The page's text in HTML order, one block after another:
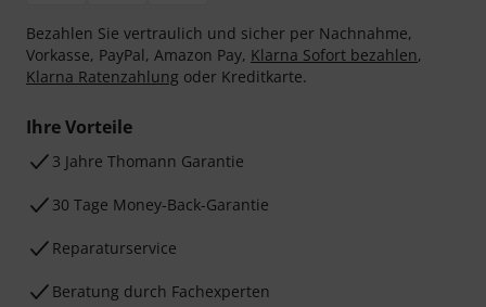
Bezahlen Sie vertraulich und sicher per Nachnahme,
Vorkasse, PayPal, Amazon Pay, Klarna Sofort bezahlen,
Klarna Ratenzahlung oder Kreditkarte.
Ihre Vorteile
3 Jahre Thomann Garantie
30 Tage Money-Back-Garantie
Reparaturservice
Beratung durch Fachexperten